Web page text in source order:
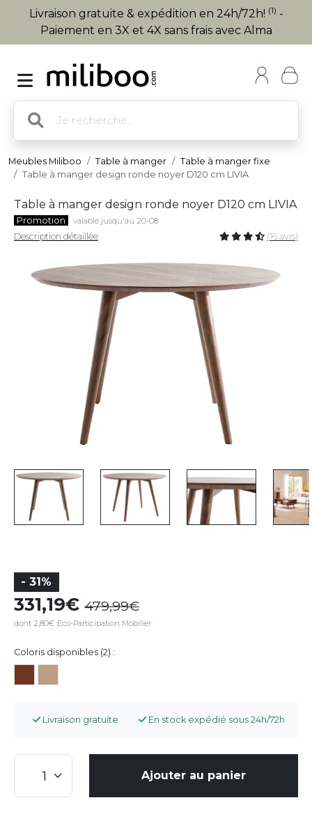
Livraison gratuite & expédition en 24h/72h! (1) -
Paiement en 3X et 4X sans frais avec Alma
Meubles Miliboo Table à manger
Table à manger fixe
Table à manger design ronde noyer D120 cm LIVIA
Table à manger design ronde noyer D120 cm LIVIA
Promotion valable jusqu'au 20-08
Description détaillée (16 avis)
- 31%
331,19 479,99
dont 2,80€ Eco-Participation Mobilier
Coloris disponibles (2) :
Livraison gratuite En stock expédié sous 24h/72h
Ajouter au panier